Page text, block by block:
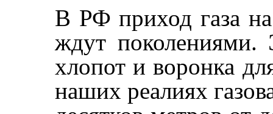
В РФ приход газа
ждут поколениями.
хлопот и воронка
наших реалиях